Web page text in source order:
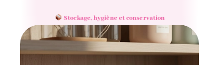
Stockage, hygiène et conservation